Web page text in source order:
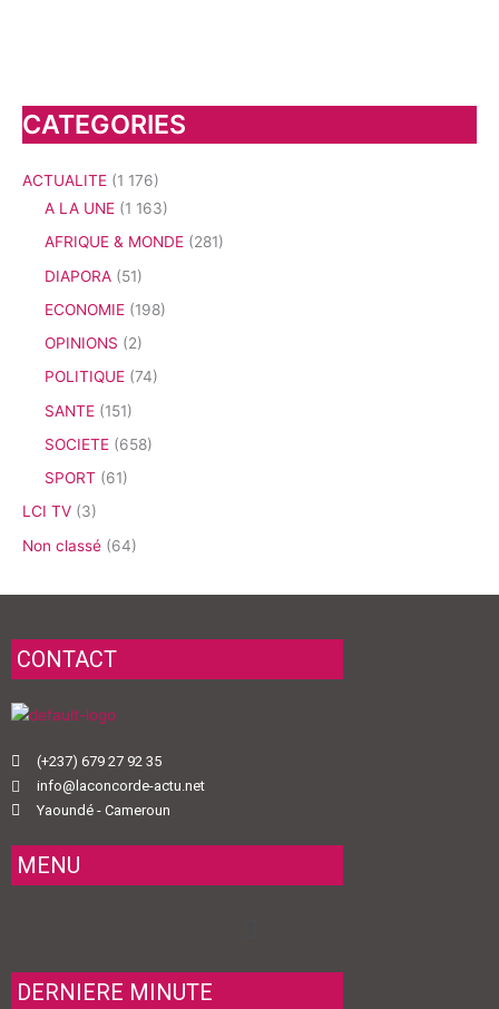
CATEGORIES
ACTUALITE (1 176)
A LA UNE (1 163)
AFRIQUE & MONDE (281)
DIAPORA (51)
ECONOMIE (198)
OPINIONS (2)
POLITIQUE (74)
SANTE (151)
SOCIETE (658)
SPORT (61)
LCI TV (3)
Non classé (64)
CONTACT
(+237) 679 27 92 35
info@laconcorde-actu.net
Yaoundé - Cameroun
MENU
DERNIERE MINUTE